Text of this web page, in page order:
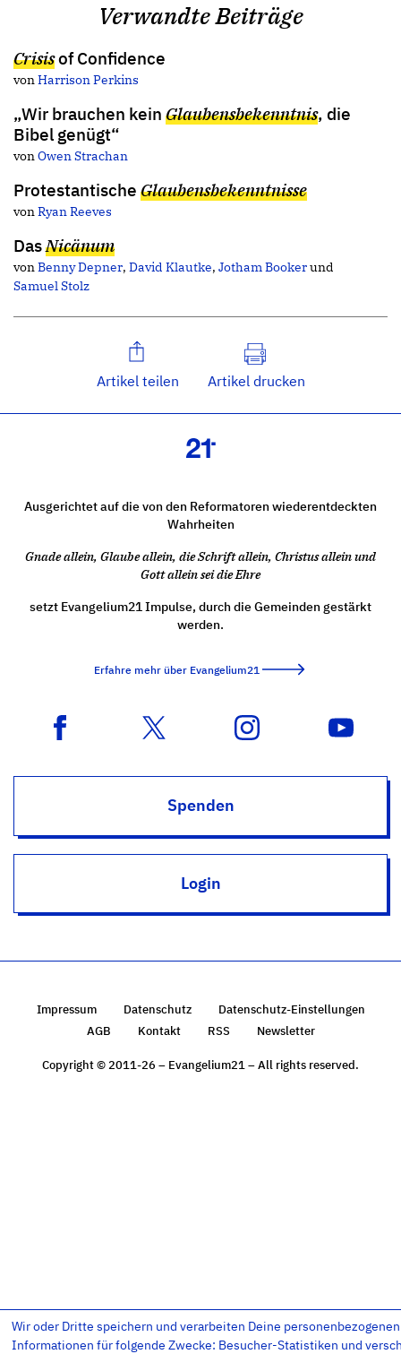
Verwandte Beiträge
Crisisof Confidence
vonHarrison Perkins
„Wir brauchen kein Glaubensbekenntnis, die
Bibel genügt“
vonOwen Strachan
Protestantische Glaubensbekenntnisse
vonRyan Reeves
DasNicänum
vonBenny Depner, David Klautke, Jotham Bookerund
Samuel Stolz
Artikel teilen Artikel drucken
Ausgerichtet auf die von den Reformatoren wiederentdeckten
Wahrheiten
Gnade allein, Glaube allein, die Schrift allein, Christus allein und
Gott allein sei die Ehre
setzt Evangelium21 Impulse, durch die Gemeinden gestärkt
werden.
Erfahre mehr über Evangelium21
Spenden
Login
Impressum Datenschutz
Datenschutz-Einstellungen
AGB
Kontakt RSS Newsletter
Copyright © 2011-26 – Evangelium21 – All rights reserved.
Wir oder Dritte speichern und verarbeiten Deine personenbezogenen
Informationen für folgende Zwecke: Besucher-Statistiken und